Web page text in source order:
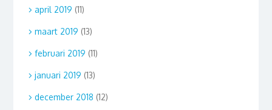
april 2019 (11)
maart 2019 (13)
februari 2019 (11)
januari 2019 (13)
december 2018 (12)